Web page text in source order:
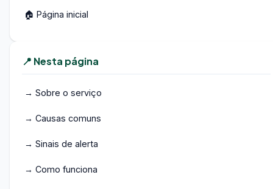
🏠 Página inicial
📍 Nesta página
→ Sobre o serviço
→ Causas comuns
→ Sinais de alerta
→ Como funciona